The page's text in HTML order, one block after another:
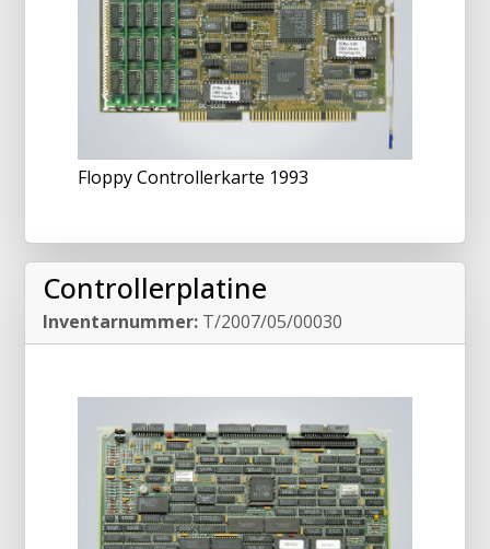
Floppy Controllerkarte 1993
Controllerplatine
Inventarnummer: T/2007/05/00030